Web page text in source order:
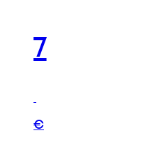
7
€